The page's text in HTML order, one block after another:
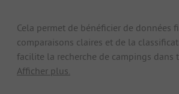
Cela permet de bénéficier de données
comparaisons claires et de la
facilite la recherche de campings dans
Afficher plus.